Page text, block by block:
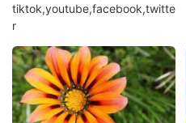
tiktok,youtube,facebook,twitte
r